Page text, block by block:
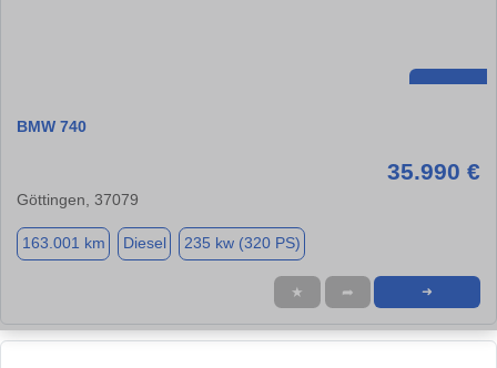
BMW 740
35.990 €
Göttingen, 37079
163.001 km Diesel 235 kw (320 PS)
★ ➦ ➜